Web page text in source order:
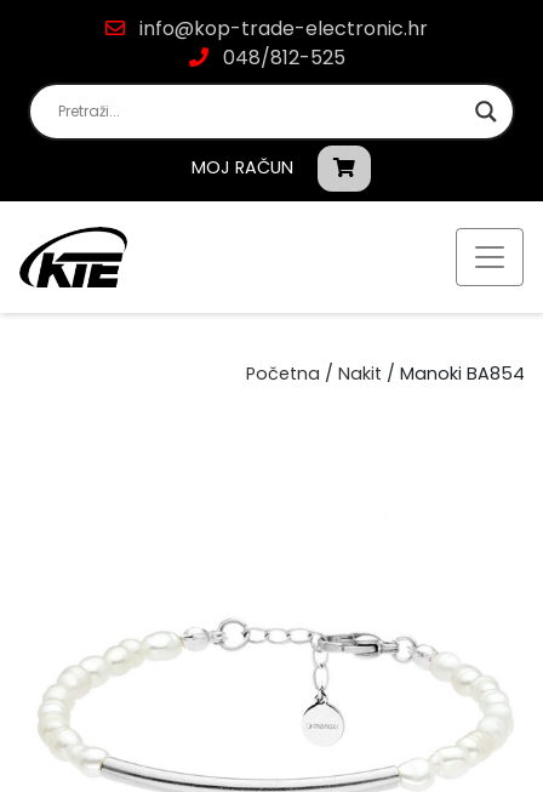
info@kop-trade-electronic.hr
048/812-525
MOJ RAČUN
Početna / Nakit / Manoki BA854